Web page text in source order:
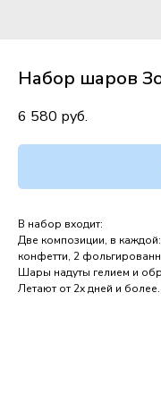
Набор шаров
6 580 руб.
В набор входит:
Две композиции, в
конфетти, 2
Шары надуты гелием и
Летают от 2х дней и более.